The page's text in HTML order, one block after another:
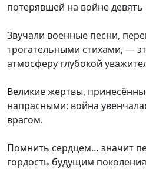
потерявшей на войне
Звучали военные песни,
трогательными стихами, —
атмосферу глубокой
Великие жертвы,
напрасными: война
врагом.
Помнить сердцем… значит
гордость будущим